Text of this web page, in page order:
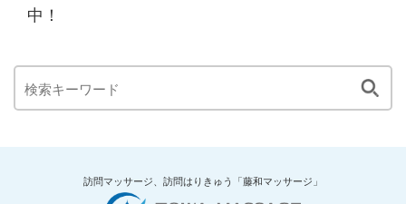
中！
訪問マッサージ、訪問はりきゅう「藤和マッサージ」